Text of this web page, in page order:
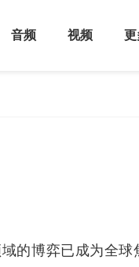
音频 视频 更
的博弈已成为全球